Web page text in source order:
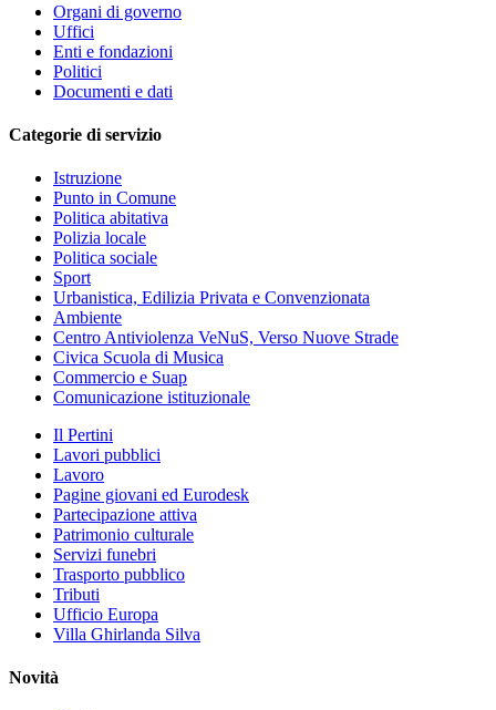
Organi di governo
Uffici
Enti e fondazioni
Politici
Documenti e dati
Categorie di servizio
Istruzione
Punto in Comune
Politica abitativa
Polizia locale
Politica sociale
Sport
Urbanistica, Edilizia Privata e Convenzionata
Ambiente
Centro Antiviolenza VeNuS, Verso Nuove Strade
Civica Scuola di Musica
Commercio e Suap
Comunicazione istituzionale
Il Pertini
Lavori pubblici
Lavoro
Pagine giovani ed Eurodesk
Partecipazione attiva
Patrimonio culturale
Servizi funebri
Trasporto pubblico
Tributi
Ufficio Europa
Villa Ghirlanda Silva
Novità